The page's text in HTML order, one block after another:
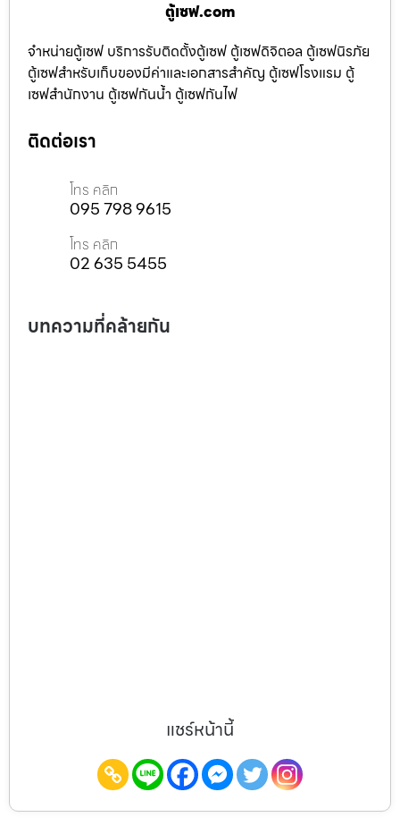
ตู้เซฟ.com
จำหน่ายตู้เซฟ บริการรับติดตั้งตู้เซฟ ตู้เซฟดิจิตอล ตู้เซฟนิรภัย
ตู้เซฟสำหรับเก็บของมีค่าและเอกสารสำคัญ ตู้เซฟโรงแรม ตู้
เซฟสำนักงาน ตู้เซฟกันน้ำ ตู้เซฟกันไฟ
ติดต่อเรา
โทร คลิก
095 798 9615
โทร คลิก
02 635 5455
บทความที่คล้ายกัน
แชร์หน้านี้